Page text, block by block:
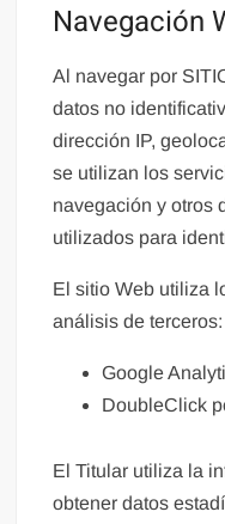
Navegación
Al navegar por
datos no
dirección IP,
se utilizan los
navegación y otros
utilizados para
El sitio Web utiliza
análisis de terceros:
Google
DoubleClick
El Titular utiliza la
obtener datos